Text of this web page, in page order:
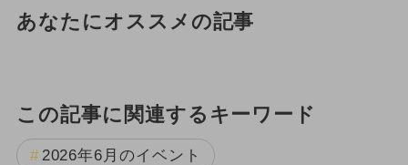
あなたにオススメの記事
この記事に関連するキーワード
2026年6月のイベント